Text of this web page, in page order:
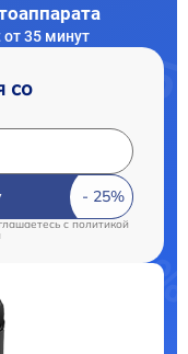
от 35 минут
со
c политикой